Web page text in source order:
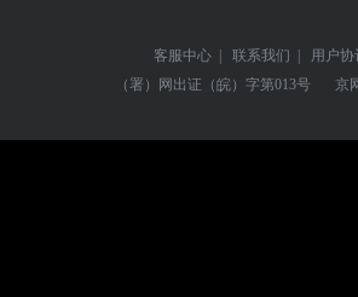
客服中心 | 联系我们 | 用户协
（署）网出证（皖）字第013号
京